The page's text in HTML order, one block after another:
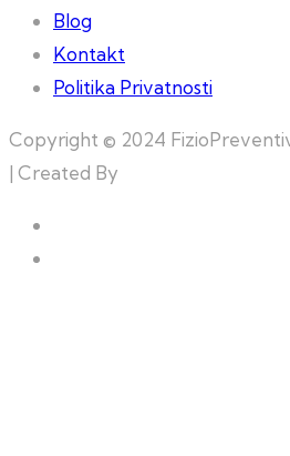
Blog
Kontakt
Politika Privatnosti
Copyright © 2024
| Created By